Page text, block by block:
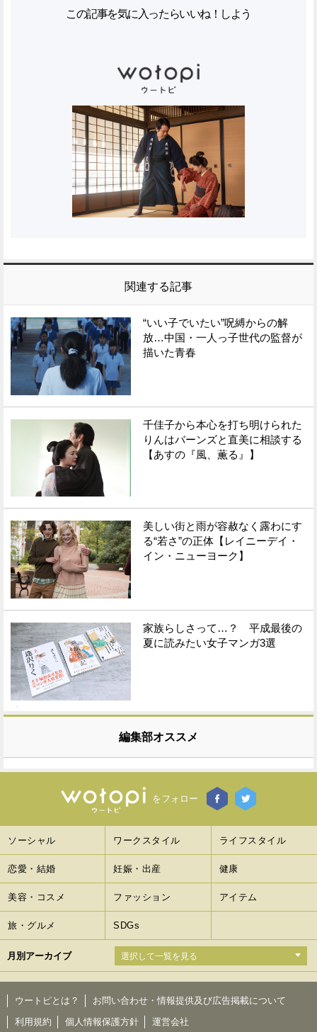
この記事を気に入ったらいいね！しよう
関連する記事
“いい子でいたい”呪縛からの解
放…中国・一人っ子世代の監督が
描いた青春
千佳子から本心を打ち明けられた
りんはバーンズと直美に相談する
【あすの『風、薫る』】
美しい街と雨が容赦なく露わにす
る“若さ”の正体【レイニーデイ・
イン・ニューヨーク】
家族らしさって…？ 平成最後の
夏に読みたい女子マンガ3選
編集部オススメ
をフォロー
ソーシャル ワークスタイル ライフスタイル
恋愛・結婚 妊娠・出産 健康
美容・コスメ ファッション アイテム
旅・グルメ SDGs
月別アーカイブ
ウートピとは？
お問い合わせ・情報提供及び広告掲載について
利用規約
個人情報保護方針 運営会社